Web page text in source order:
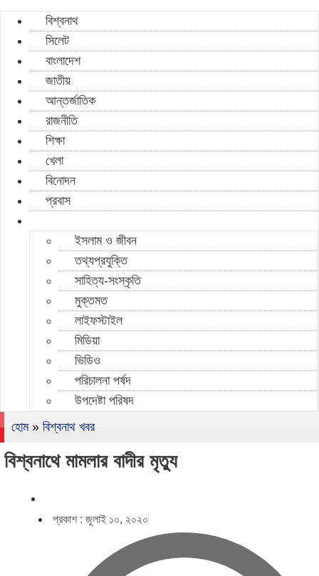
বিশ্বনাথ
সিলেট
বাংলাদেশ
জাতীয়
আন্তর্জাতিক
রাজনীতি
শিক্ষা
খেলা
বিনোদন
প্রবাস
ইসলাম ও জীবন
তথ্যপ্রযুক্তি
সাহিত্য-সংস্কৃতি
মুক্তমত
লাইফস্টাইল
মিডিয়া
ভিডিও
পরিচালনা পর্ষদ
উপদেষ্টা পরিষদ
হোম» বিশ্বনাথ খবর
বিশ্বনাথে মামলার বাদীর মৃত‌্যু
প্রকাশ : জুলাই ১০, ২০২০